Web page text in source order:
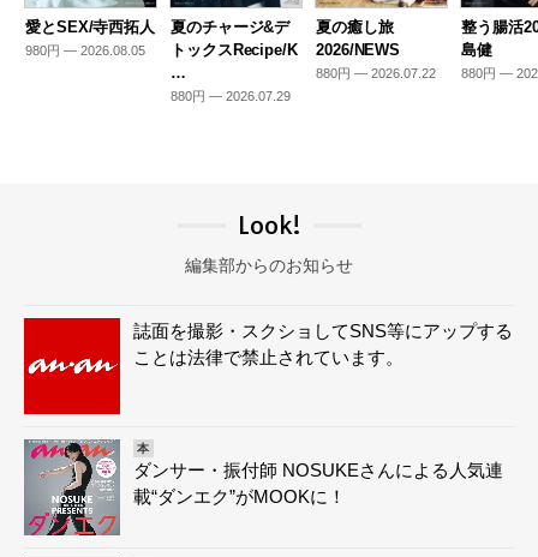
愛とSEX/寺西拓人
980円 — 2026.08.05
夏のチャージ&デ
トックスRecipe/K
…
880円 — 2026.07.29
夏の癒し旅
2026/NEWS
880円 — 2026.07.22
整う腸活
島健
880円 —
Look!
編集部からのお知らせ
誌面を撮影・スクショしてSNS等にアップする
ことは法律で禁止されています。
本
ダンサー・振付師 NOSUKEさんによる人気連
載“ダンエク”がMOOKに！